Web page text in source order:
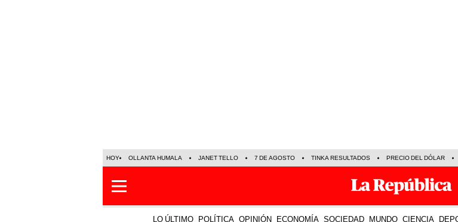
HOY OLLANTA HUMALA JANET TELLO 7 DE AGOSTO TINKA RESULTADOS PRECIO DEL DÓLAR
LO ÚLTIMO POLÍTICA OPINIÓN ECONOMÍA SOCIEDAD MUNDO CIENCIA